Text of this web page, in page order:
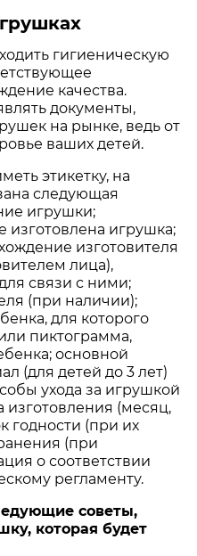
гигиеническую
качества.
документы,
на рынке, ведь от
ваших детей.
этикетку, на
следующая
игрушки;
изготовлена игрушка;
изготовителя
лица),
связи с ними;
(при наличии);
для которого
пиктограмма,
основной
(для детей до 3 лет)
ухода за игрушкой
изготовления (месяц,
годности (при их
(при
о соответствии
регламенту.
советы,
которая будет